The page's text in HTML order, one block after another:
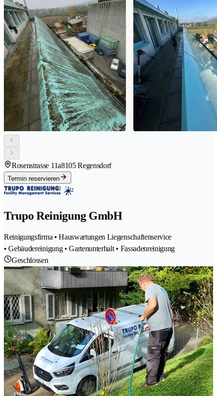
Rosenstrasse 11a8105 Regensdorf
Termin reservieren
Trupo Reinigung GmbH
Reinigungsfirma • Hauswartungen Liegenschaftenservice
• Gebäudereinigung • Gartenunterhalt • Fassadenreinigung
Geschlossen